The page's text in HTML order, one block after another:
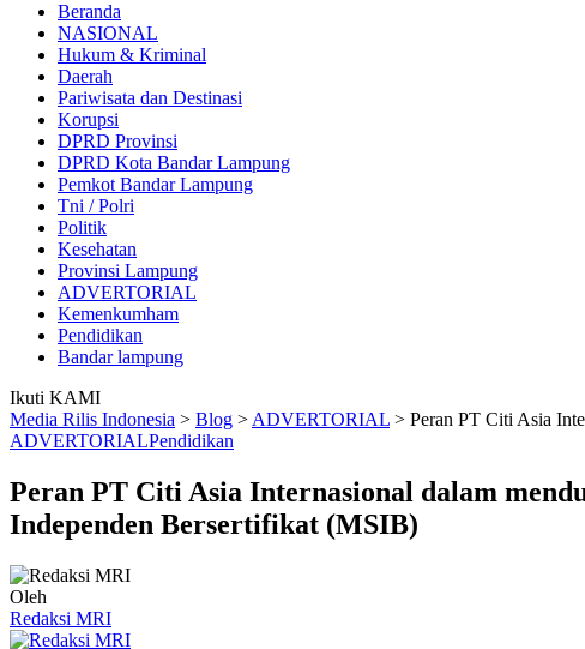
Beranda
NASIONAL
Hukum & Kriminal
Daerah
Pariwisata dan Destinasi
Korupsi
DPRD Provinsi
DPRD Kota Bandar Lampung
Pemkot Bandar Lampung
Tni / Polri
Politik
Kesehatan
Provinsi Lampung
ADVERTORIAL
Kemenkumham
Pendidikan
Bandar lampung
Ikuti KAMI
Media Rilis Indonesia > Blog > ADVERTORIAL > Peran PT Citi Asia
ADVERTORIALPendidikan
Peran PT Citi Asia Internasional dalam
Independen Bersertifikat (MSIB)
Oleh
Redaksi MRI